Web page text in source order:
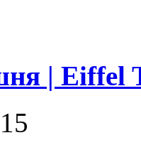
| Eiffel